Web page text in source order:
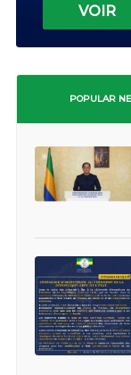
VOIR
POPULAR